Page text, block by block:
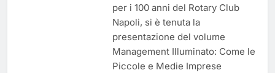
per i 100 anni del Rotary Club
Napoli, si è tenuta la
presentazione del volume
Management Illuminato: Come le
Piccole e Medie Imprese